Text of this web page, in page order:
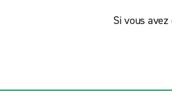
Si vous